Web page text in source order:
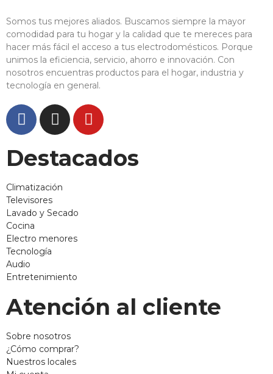
Somos tus mejores aliados. Buscamos siempre la mayor
comodidad para tu hogar y la calidad que te mereces para
hacer más fácil el acceso a tus electrodomésticos. Porque
unimos la eficiencia, servicio, ahorro e innovación. Con
nosotros encuentras productos para el hogar, industria y
tecnología en general.
Destacados
Climatización
Televisores
Lavado y Secado
Cocina
Electro menores
Tecnología
Audio
Entretenimiento
Atención al cliente
Sobre nosotros
¿Cómo comprar?
Nuestros locales